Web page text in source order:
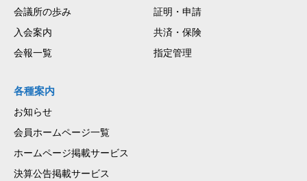
会議所の歩み
入会案内
会報一覧
証明・申請
共済・保険
指定管理
各種案内
お知らせ
会員ホームページ一覧
ホームページ掲載サービス
決算公告掲載サービス